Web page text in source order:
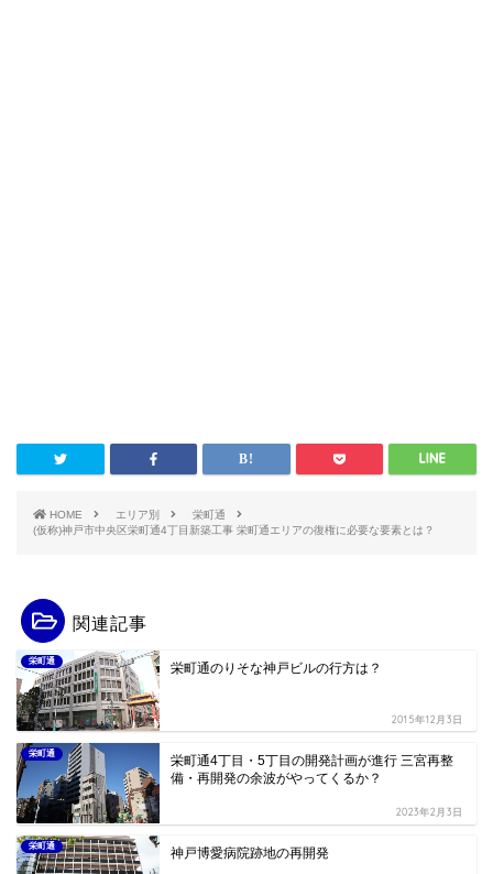
HOME エリア別
栄町通
(仮称)神戸市中央区栄町通4丁目新築工事 栄町通エリアの復権に必要な要素とは？
関連記事
栄町通 栄町通のりそな神戸ビルの行方は？
2015年12月3日
栄町通
栄町通4丁目・5丁目の開発計画が進行 三宮再整
備・再開発の余波がやってくるか？
2023年2月3日
栄町通 神戸博愛病院跡地の再開発